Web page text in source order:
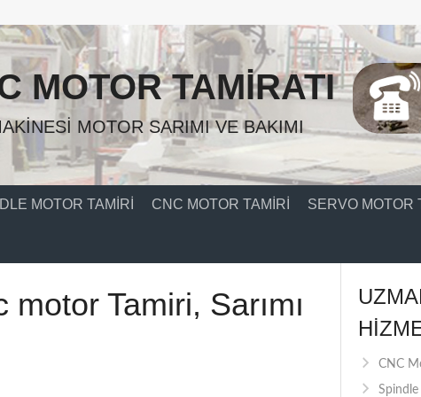
MOTOR TAMIRATI
MOTOR SARIMI VE BAKIMI
MOTOR TAMIRI CNC MOTOR TAMIRI SERVO MOTOR
motor Tamiri, Sarımı
CNC
Spindle